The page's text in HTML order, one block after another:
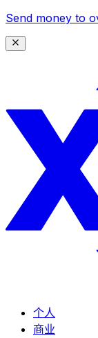
Send money to
个人
商业